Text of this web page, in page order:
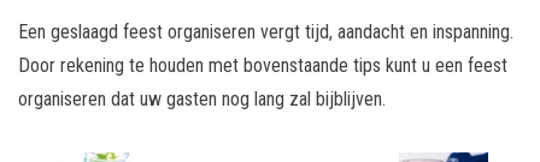
Een geslaagd feest organiseren vergt tijd, aandacht en inspanning.
Door rekening te houden met bovenstaande tips kunt u een feest
organiseren dat uw gasten nog lang zal bijblijven.